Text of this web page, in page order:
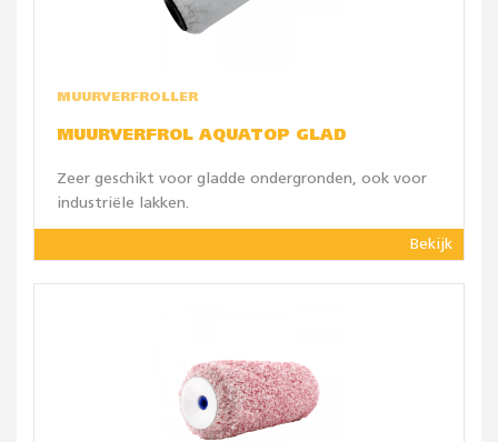
MUURVERFROLLER
MUURVERFROL AQUATOP GLAD
Zeer geschikt voor gladde ondergronden, ook voor
industriële lakken.
Bekijk